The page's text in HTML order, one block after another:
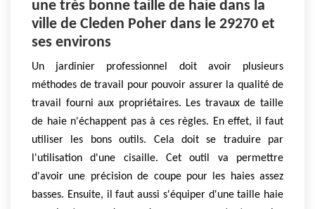
une très bonne taille de haie dans la
ville de Cleden Poher dans le 29270 et
ses environs
Un jardinier professionnel doit avoir plusieurs
méthodes de travail pour pouvoir assurer la qualité de
travail fourni aux propriétaires. Les travaux de taille
de haie n'échappent pas à ces règles. En effet, il faut
utiliser les bons outils. Cela doit se traduire par
l'utilisation d'une cisaille. Cet outil va permettre
d'avoir une précision de coupe pour les haies assez
basses. Ensuite, il faut aussi s'équiper d'une taille haie